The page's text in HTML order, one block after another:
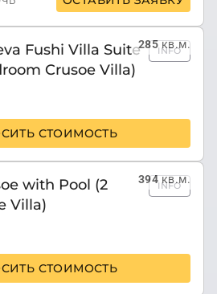
285кв.м.
Fushi Villa Suite
Crusoe Villa)
INFO
СТОИМОСТЬ
394кв.м.
with Pool (2
Villa)
INFO
СТОИМОСТЬ